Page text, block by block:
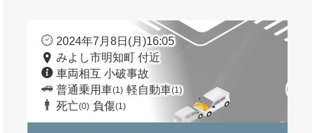
2024年7月8日(月)16:05
みよし市明知町 付近
車両相互 小破事故
普通乗用車(1) 軽自動車(1)
死亡(0) 負傷(1)